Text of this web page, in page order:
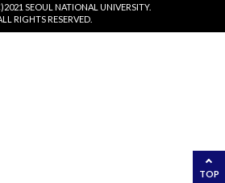
TOP
SEOUL NATIONAL UNIVERSITY.
RIGHTS RESERVED.